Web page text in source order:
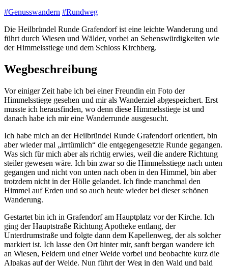
#Genusswandern #Rundweg
Die Heilbründel Runde Grafendorf ist eine leichte Wanderung und
führt durch Wiesen und Wälder, vorbei an Sehenswürdigkeiten wie
der Himmelsstiege und dem Schloss Kirchberg.
Wegbeschreibung
Vor einiger Zeit habe ich bei einer Freundin ein Foto der
Himmelsstiege gesehen und mir als Wanderziel abgespeichert. Erst
musste ich herausfinden, wo denn diese Himmelsstiege ist und
danach habe ich mir eine Wanderrunde ausgesucht.
Ich habe mich an der Heilbründel Runde Grafendorf orientiert, bin
aber wieder mal „irrtümlich“ die entgegengesetzte Runde gegangen.
Was sich für mich aber als richtig erwies, weil die andere Richtung
steiler gewesen wäre. Ich bin zwar so die Himmelsstiege nach unten
gegangen und nicht von unten nach oben in den Himmel, bin aber
trotzdem nicht in der Hölle gelandet. Ich finde manchmal den
Himmel auf Erden und so auch heute wieder bei dieser schönen
Wanderung.
Gestartet bin ich in Grafendorf am Hauptplatz vor der Kirche. Ich
ging der Hauptstraße Richtung Apotheke entlang, der
Unterdrumstraße und folgte dann dem Kapellenweg, der als solcher
markiert ist. Ich lasse den Ort hinter mir, sanft bergan wandere ich
an Wiesen, Feldern und einer Weide vorbei und beobachte kurz die
Alpakas auf der Weide. Nun führt der Weg in den Wald und bald